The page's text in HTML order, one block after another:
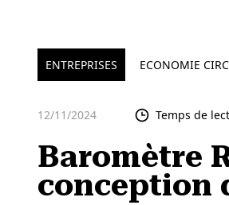
ENTREPRISES ECONOMIE
12/11/2024 Temps de
Baromètre
conception